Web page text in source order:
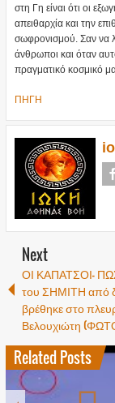
στη Γη είναι ότι οι
απειθαρχία και την
σωφρονισμού. Σαν να
άνθρωποι και όταν
πραγματικό κοσμικό
ΠΗΓΗ
Next
ΟΙ ΚΑΠΑΤΣΟΙ-
του ΣΗΜΙΤΗ από
βρέθηκε στο
Βελουχιώτη
Related Posts